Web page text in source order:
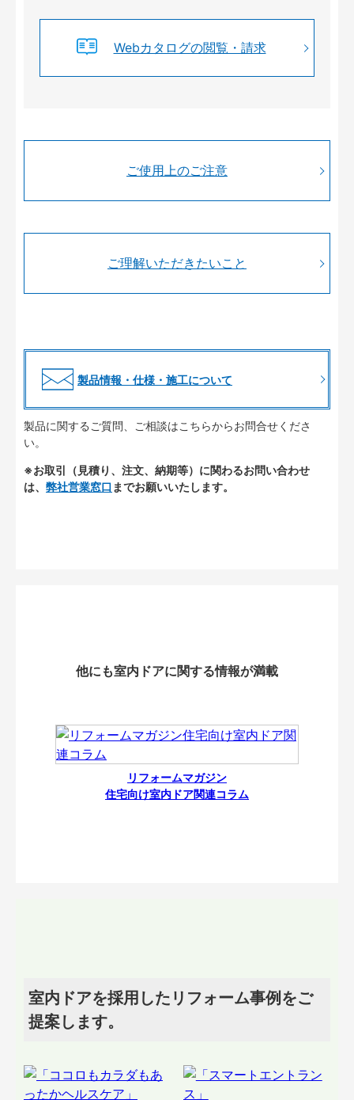
Webカタログの閲覧・請求
ご使用上のご注意
ご理解いただきたいこと
製品情報・仕様・施工について
製品に関するご質問、ご相談はこちらからお問合せくださ
い。
※お取引（見積り、注文、納期等）に関わるお問い合わせ
は、 弊社営業窓口 までお願いいたします。
他にも室内ドアに関する情報が満載
リフォームマガジン
住宅向け室内ドア関連コラム
室内ドアを採用したリフォーム事例をご
提案します。